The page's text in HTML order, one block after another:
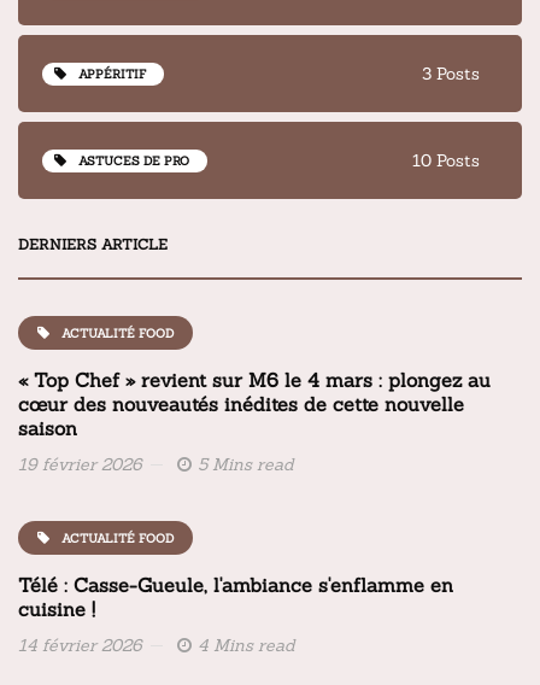
APPÉRITIF 3 Posts
ASTUCES DE PRO 10 Posts
DERNIERS ARTICLE
ACTUALITÉ FOOD
« Top Chef » revient sur M6 le 4 mars : plongez au
cœur des nouveautés inédites de cette nouvelle
saison
19 février 2026 5 Mins read
ACTUALITÉ FOOD
Télé : Casse-Gueule, l'ambiance s'enflamme en
cuisine !
14 février 2026 4 Mins read